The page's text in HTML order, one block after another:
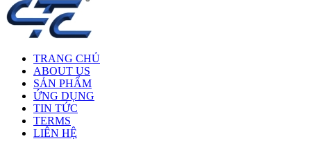
TRANG CHỦ
ABOUT US
SẢN PHẨM
ỨNG DỤNG
TIN TỨC
TERMS
LIÊN HỆ